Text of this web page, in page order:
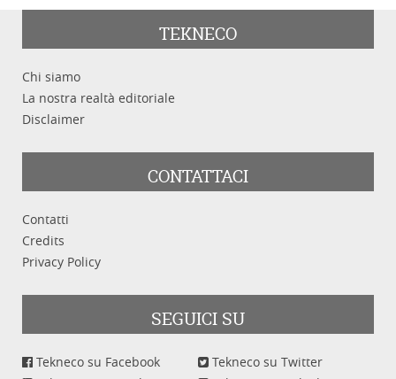
TEKNECO
Chi siamo
La nostra realtà editoriale
Disclaimer
CONTATTACI
Contatti
Credits
Privacy Policy
SEGUICI SU
Tekneco su Facebook
Tekneco su Twitter